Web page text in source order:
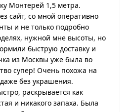
Монтерей 1,5 метра.
сайт, со мной оперативно
и не только подробно
нужной мне высоты, но
быструю доставку и
из Москвы уже была во
супер! Очень похожа на
без украшения.
раскрывается как
и никакого запаха. Была